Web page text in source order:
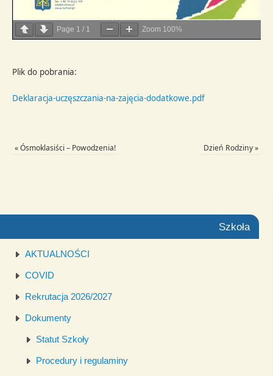
Page 1 / 1 Zoom 100%
Plik do pobrania:
Deklaracja-uczęszczania-na-zajęcia-dodatkowe.pdf
«Ósmoklasiści – Powodzenia! Dzień Rodziny»
Szkoła
AKTUALNOŚCI
COVID
Rekrutacja 2026/2027
Dokumenty
Statut Szkoły
Procedury i regulaminy